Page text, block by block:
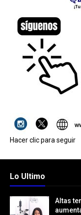
Hacer clic para seguir
Lo Ultimo
Altas